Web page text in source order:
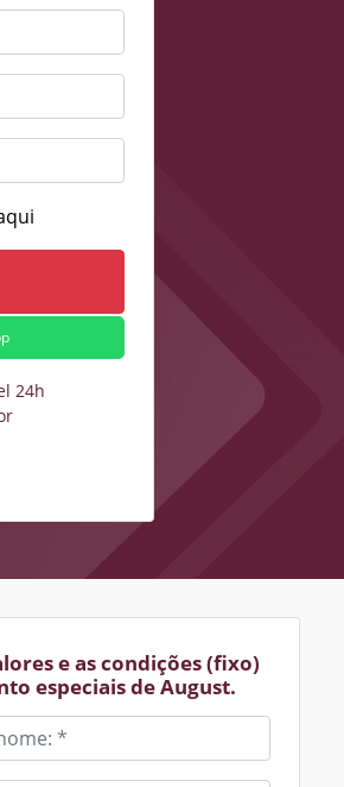
24h
e as condições (fixo)
especiais de August.